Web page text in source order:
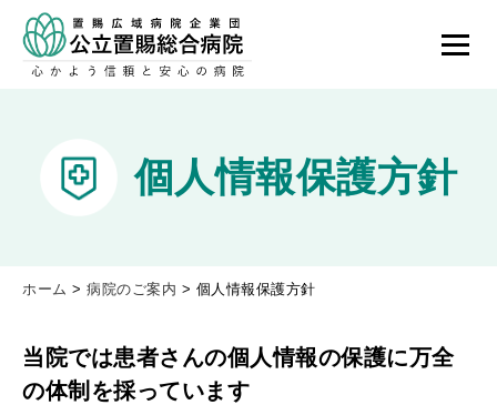
個人情報保護方針
ホーム > 病院のご案内 > 個人情報保護方針
当院では患者さんの個人情報の保護に万全
の体制を採っています